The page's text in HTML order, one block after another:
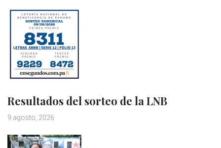
Resultados del sorteo de la LNB
9 agosto, 2026